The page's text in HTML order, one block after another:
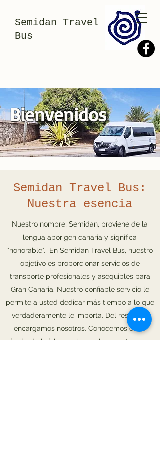
Semidan Travel
Bus
Bienvenidos
Semidan Travel Bus:
Nuestra esencia
Nuestro nombre, Semidan, proviene de la
lengua aborigen canaria y significa
"honorable". En Semidan Travel Bus, nuestro
objetivo es proporcionar servicios de
transporte profesionales y asequibles para
Gran Canaria. Nuestro confiable servicio le
permite a usted dedicar más tiempo a lo que
verdaderamente le importa. Del resto nos
encargamos nosotros. Conocemos cada
rincón de la isla, por lo que le garantizamos